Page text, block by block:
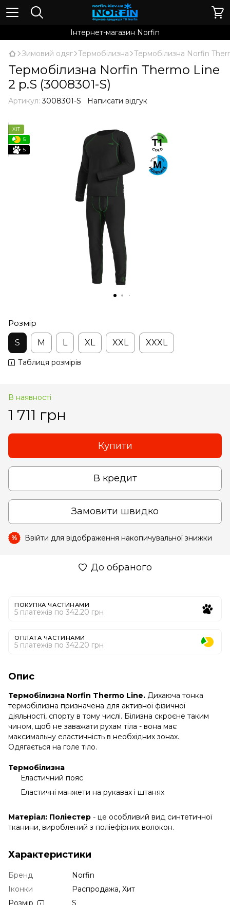
Інтернет-магазин Norfin
Зимовий одяг Термобілизна Термобілизна Norfin
Термобілизна Norfin Thermo Line
2 р.S (3008301-S)
Артикул: 3008301-S Написати відгук
ХІТ
5
5
Розмір
S
M L XL XXL XXXL
Таблиця розмірів
В наявності
1 711 грн
Купити
В кредит
Замовити швидко
% Ввійти для відображення накопичувальної знижки
До обраного
ПОКУПКА ЧАСТИНАМИ
5 платежів по 342.20 грн
ОПЛАТА ЧАСТИНАМИ
5 платежів по 342.20 грн
Опис
Термобілизна Norfin Thermo Line. Дихаюча тонка
термобілизна призначена для активної фізичної
діяльності, спорту в тому числі. Білизна скроєне таким
чином, щоб не заважати рухам тіла - вона має
максимальну еластичність в необхідних зонах.
Одягається на голе тіло.
Термобілизна
Еластичний пояс
Еластичні манжети на рукавах і штанях
Матеріал: Поліестер - це особливий вид синтетичної
тканини, вироблений з поліефірних волокон.
Характеристики
Бренд
Norfin
Іконки
Распродажа, Хит
Розмір
S